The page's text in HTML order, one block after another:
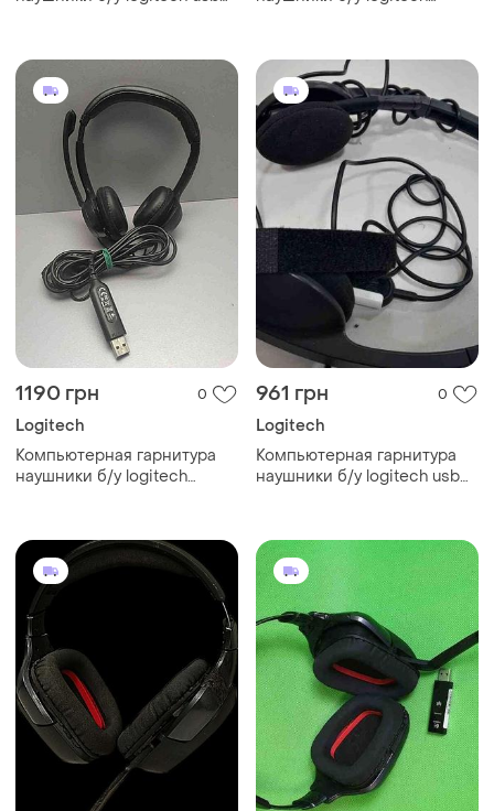
1190 грн 0
Logitech
Компьютерная гарнитура
наушники б/у logitech
961 грн 0
Logitech
Компьютерная гарнитура
наушники б/у logitech usb